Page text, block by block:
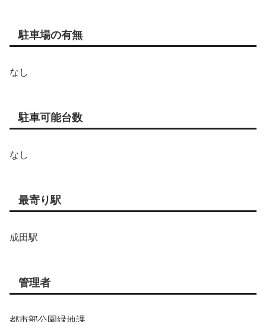
駐車場の有無
なし
駐車可能台数
なし
最寄り駅
成田駅
管理者